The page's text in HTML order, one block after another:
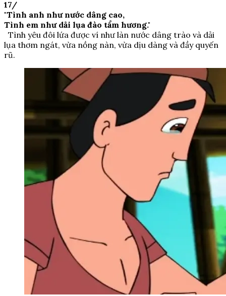
17/
"Tình anh như nước dâng cao,
Tình em như dải lụa đào tẩm hương."
Tình yêu đôi lứa được ví như làn nước dâng trào và dải
lụa thơm ngát, vừa nồng nàn, vừa dịu dàng và đầy quyến
rũ.